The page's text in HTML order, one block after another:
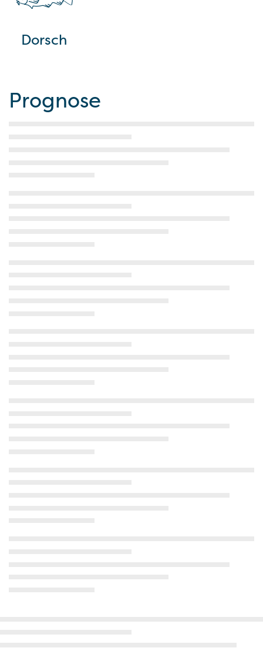
Dorsch
Prognose